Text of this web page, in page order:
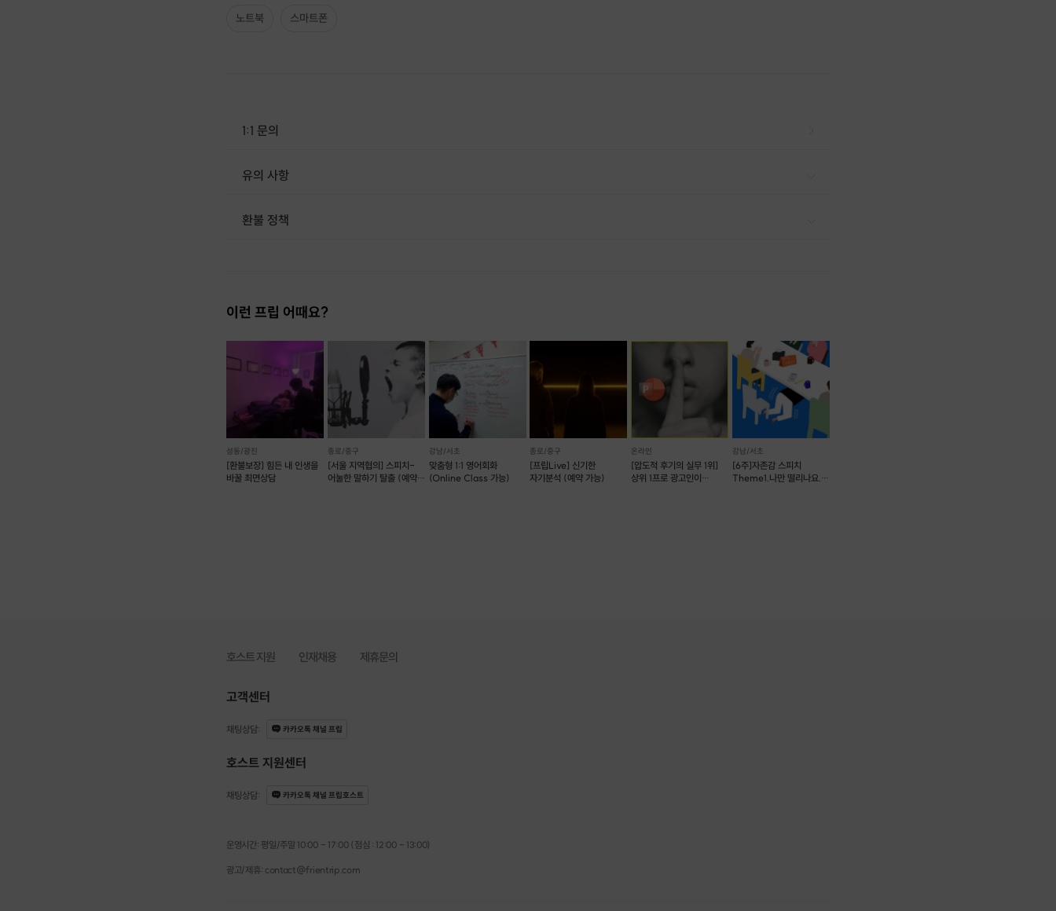
노트북 스마트폰
1:1 문의
유의 사항
환불 정책
이런 프립 어때요?
성동/광진
[환불보장] 힘든 내 인생을
바꿀 최면상담
종로/중구
[서울 지역협의] 스피치-
어눌한 말하기 탈출 (예약
강남/서초
맞춤형 1:1 영어회화
(Online Class 가능)
종로/중구
[프립Live] 신기한
자기분석 (예약 가능)
온라인
[압도적 후기의 실무 1위]
상위 1프로 광고인이
강남/서초
[6주]자존감 스피치
Theme1.나만 떨리나요..?
호스트 지원 인재채용 제휴문의
고객센터
채팅상담: 카카오톡 채널 프립
호스트 지원센터
채팅상담: 카카오톡 채널 프립호스트
운영시간: 평일/주말 10:00 - 17:00 (점심 : 12:00 - 13:00)
광고/제휴: contact@frientrip.com